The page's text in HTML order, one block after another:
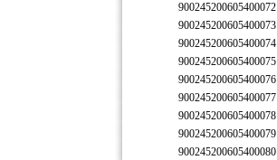
900245200605400072
900245200605400073
900245200605400074
900245200605400075
900245200605400076
900245200605400077
900245200605400078
900245200605400079
900245200605400080